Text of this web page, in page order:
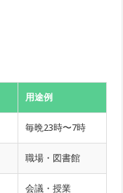
用途例
毎晩23時〜7時
職場・図書館
会議・授業